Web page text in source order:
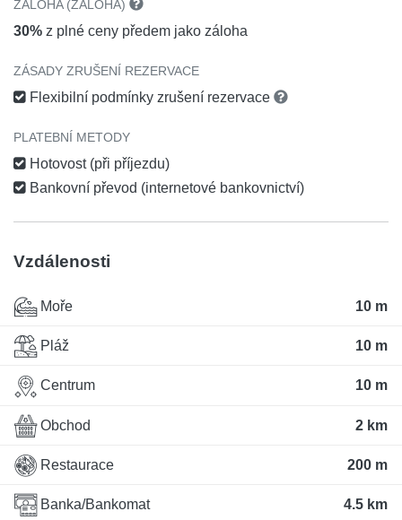
ZÁLOHA (ZÁLOHA)
30% z plné ceny předem jako záloha
ZÁSADY ZRUŠENÍ REZERVACE
Flexibilní podmínky zrušení rezervace
PLATEBNÍ METODY
Hotovost (při příjezdu)
Bankovní převod (internetové bankovnictví)
Vzdálenosti
Moře 10 m
Pláž 10 m
Centrum 10 m
Obchod 2 km
Restaurace 200 m
Banka/Bankomat 4.5 km